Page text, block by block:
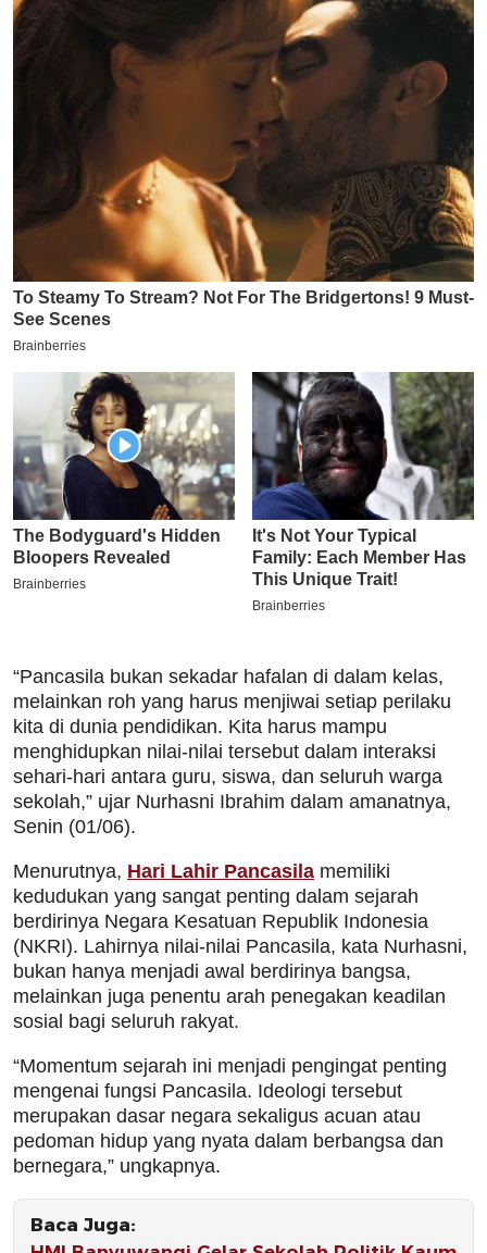
“Pancasila bukan sekadar hafalan di dalam kelas,
melainkan roh yang harus menjiwai setiap perilaku
kita di dunia pendidikan. Kita harus mampu
menghidupkan nilai-nilai tersebut dalam interaksi
sehari-hari antara guru, siswa, dan seluruh warga
sekolah,” ujar Nurhasni Ibrahim dalam amanatnya,
Senin (01/06).
Menurutnya, Hari Lahir Pancasila memiliki
kedudukan yang sangat penting dalam sejarah
berdirinya Negara Kesatuan Republik Indonesia
(NKRI). Lahirnya nilai-nilai Pancasila, kata Nurhasni,
bukan hanya menjadi awal berdirinya bangsa,
melainkan juga penentu arah penegakan keadilan
sosial bagi seluruh rakyat.
“Momentum sejarah ini menjadi pengingat penting
mengenai fungsi Pancasila. Ideologi tersebut
merupakan dasar negara sekaligus acuan atau
pedoman hidup yang nyata dalam berbangsa dan
bernegara,” ungkapnya.
Baca Juga: